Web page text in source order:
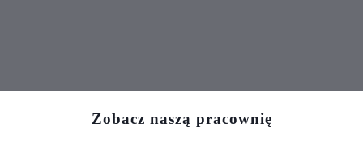
Kontakt
Zobacz naszą pracownię